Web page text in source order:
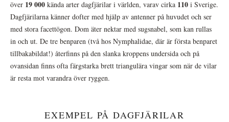
över 19 000 kända arter dagfjärilar i världen, varav cirka 110 i Sverige.
Dagfjärilarna känner dofter med hjälp av antenner på huvudet och ser
med stora facettögon. Dom äter nektar med sugsnabel, som kan rullas
in och ut. De tre benparen (två hos Nymphalidae, där är första benparet
tillbakabildat!) återfinns på den slanka kroppens undersida och på
ovansidan finns ofta färgstarka brett triangulära vingar som när de vilar
är resta mot varandra över ryggen.
EXEMPEL PÅ DAGFJÄRILAR